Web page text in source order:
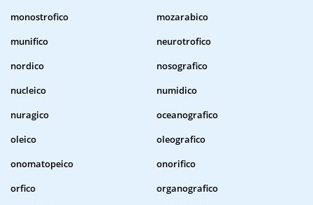
monostrofico
mozarabico
munifico
neurotrofico
nordico
nosografico
nucleico
numidico
nuragico
oceanografico
oleico
oleografico
onomatopeico
onorifico
orfico
organografico